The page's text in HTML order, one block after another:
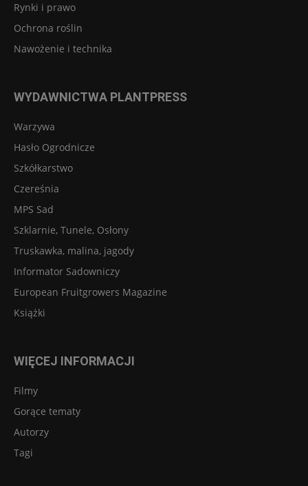
Rynki i prawo
Ochrona roślin
Nawożenie i technika
WYDAWNICTWA PLANTPRESS
Warzywa
Hasło Ogrodnicze
Szkółkarstwo
Czereśnia
MPS Sad
Szklarnie, Tunele, Osłony
Truskawka, malina, jagody
Informator Sadowniczy
European Fruitgrowers Magazine
Książki
WIĘCEJ INFORMACJI
Filmy
Gorące tematy
Autorzy
Tagi